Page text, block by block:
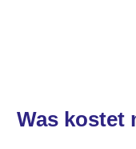
Was kostet